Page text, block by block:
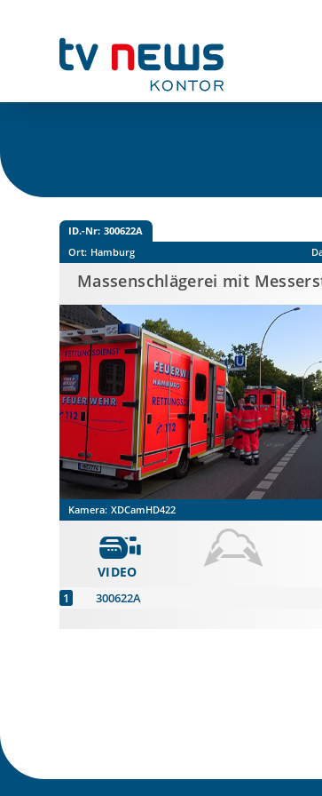
ID.-Nr: 300622A
Ort: Hamburg
Massenschlägerei mit
Kamera: XDCamHD422
VIDEO
300622A